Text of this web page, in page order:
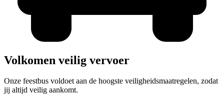
Volkomen veilig vervoer
Onze feestbus voldoet aan de hoogste veiligheidsmaatregelen, zodat
jij altijd veilig aankomt.